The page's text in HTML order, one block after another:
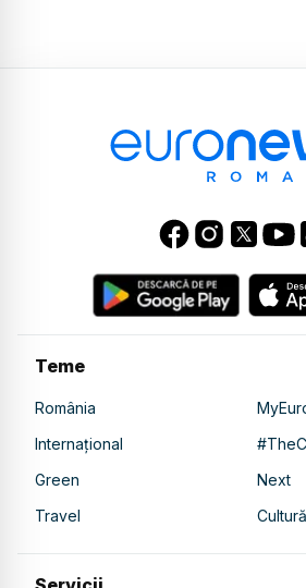
Teme
România
Internațional
Green
Next
Travel
Cultură